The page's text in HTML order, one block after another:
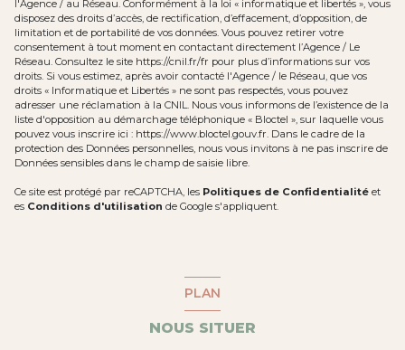
l'Agence / au Réseau. Conformément à la loi « informatique et libertés », vous
disposez des droits d’accès, de rectification, d’effacement, d’opposition, de
limitation et de portabilité de vos données. Vous pouvez retirer votre
consentement à tout moment en contactant directement l’Agence / Le
Réseau. Consultez le site https://cnil.fr/fr pour plus d’informations sur vos
droits. Si vous estimez, après avoir contacté l'Agence / le Réseau, que vos
droits « Informatique et Libertés » ne sont pas respectés, vous pouvez
adresser une réclamation à la CNIL. Nous vous informons de l’existence de la
liste d'opposition au démarchage téléphonique « Bloctel », sur laquelle vous
pouvez vous inscrire ici : https://www.bloctel.gouv.fr . Dans le cadre de la
protection des Données personnelles, nous vous invitons à ne pas inscrire de
Données sensibles dans le champ de saisie libre.
Ce site est protégé par reCAPTCHA, les Politiques de Confidentialité et
es Conditions d'utilisation de Google s'appliquent.
PLAN
NOUS SITUER